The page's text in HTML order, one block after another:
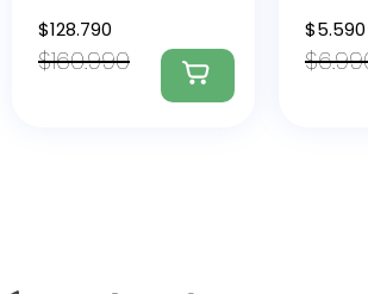
$160.990
$128.790
$
$5.590